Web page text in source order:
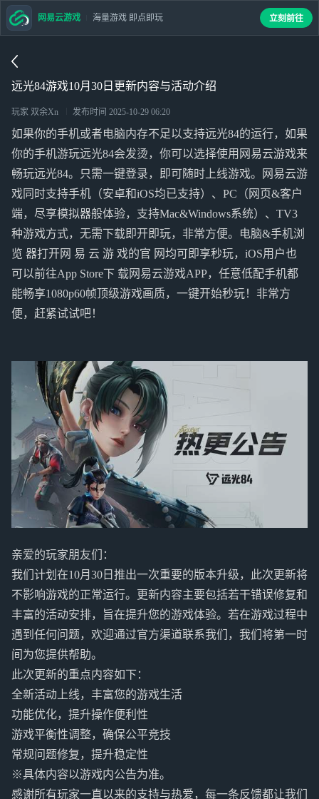
远光84游戏10月30日更新内容与活动介绍
玩家 双余Xn 发布时间 2025-10-29 06:20
如果你的手机或者电脑内存不足以支持远光84的运行，如果
你的手机游玩远光84会发烫，你可以选择使用网易云游戏来
畅玩远光84。只需一键登录，即可随时上线游戏。网易云游
戏同时支持手机（安卓和iOS均已支持）、PC（网页&客户
端，尽享模拟器般体验，支持Mac&Windows系统）、TV3
种游戏方式，无需下载即开即玩，非常方便。电脑&手机浏
览 器打开网 易 云 游 戏的官 网均可即享秒玩，iOS用户也
可以前往App Store下 载网易云游戏APP，任意低配手机都
能畅享1080p60帧顶级游戏画质，一键开始秒玩！非常方
便，赶紧试试吧！
亲爱的玩家朋友们：
我们计划在10月30日推出一次重要的版本升级，此次更新将
不影响游戏的正常运行。更新内容主要包括若干错误修复和
丰富的活动安排，旨在提升您的游戏体验。若在游戏过程中
遇到任何问题，欢迎通过官方渠道联系我们，我们将第一时
间为您提供帮助。
此次更新的重点内容如下：
全新活动上线，丰富您的游戏生活
功能优化，提升操作便利性
游戏平衡性调整，确保公平竞技
常规问题修复，提升稳定性
※具体内容以游戏内公告为准。
感谢所有玩家一直以来的支持与热爱，每一条反馈都让我们
网易云游戏 海量游戏 即点即玩 立刻前往